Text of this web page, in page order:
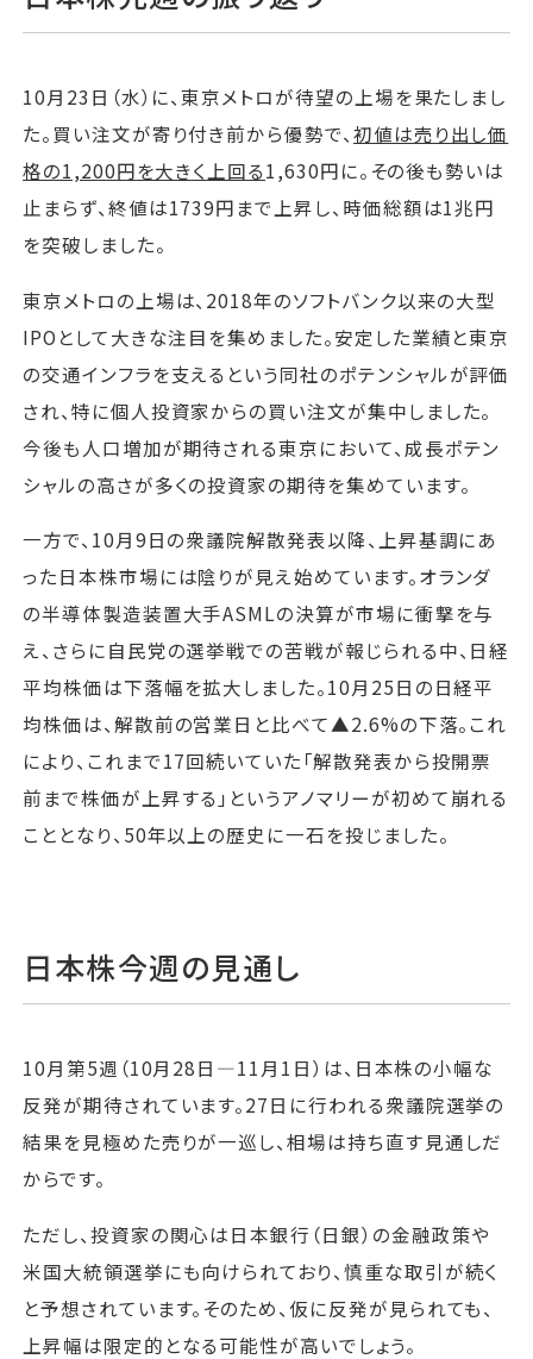
10月23日（水）に、東京メトロが待望の上場を果たしまし
た。買い注文が寄り付き前から優勢で、 初値は売り出し価
格の1,200円を大きく上回る1,630円に。その後も勢いは
止まらず、終値は1739円まで上昇し、時価総額は1兆円
を突破しました。
東京メトロの上場は、2018年のソフトバンク以来の大型
IPOとして大きな注目を集めました。安定した業績と東京
の交通インフラを支えるという同社のポテンシャルが評価
され、特に個人投資家からの買い注文が集中しました。
今後も人口増加が期待される東京において、成長ポテン
シャルの高さが多くの投資家の期待を集めています。
一方で、10月9日の衆議院解散発表以降、上昇基調にあ
った日本株市場には陰りが見え始めています。オランダ
の半導体製造装置大手ASMLの決算が市場に衝撃を与
え、さらに自民党の選挙戦での苦戦が報じられる中、日経
平均株価は下落幅を拡大しました。10月25日の日経平
均株価は、解散前の営業日と比べて▲2.6%の下落。これ
により、これまで17回続いていた「解散発表から投開票
前まで株価が上昇する」というアノマリーが初めて崩れる
こととなり、50年以上の歴史に一石を投じました。
日本株今週の見通し
10月第5週（10月28日—11月1日）は、日本株の小幅な
反発が期待されています。27日に行われる衆議院選挙の
結果を見極めた売りが一巡し、相場は持ち直す見通しだ
からです。
ただし、投資家の関心は日本銀行（日銀）の金融政策や
米国大統領選挙にも向けられており、慎重な取引が続く
と予想されています。そのため、仮に反発が見られても、
上昇幅は限定的となる可能性が高いでしょう。